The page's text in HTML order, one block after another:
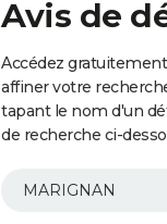
Avis de
Accédez
affiner votre
tapant le nom d'un
de recherche ci-